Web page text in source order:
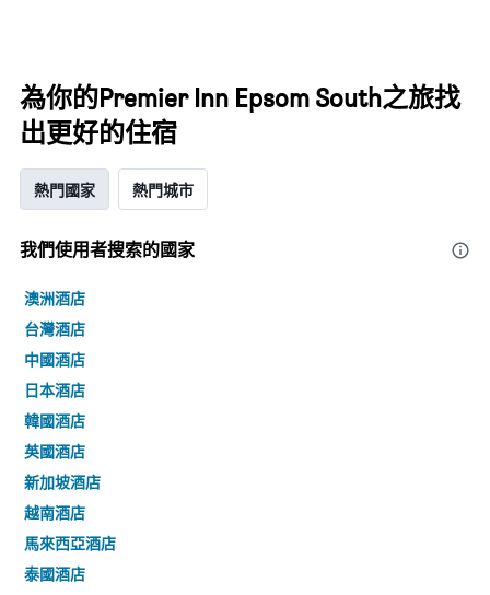
為你的Premier Inn Epsom South之旅找
出更好的住宿
熱門國家 熱門城市
我們使用者搜索的國家
澳洲酒店
台灣酒店
中國酒店
日本酒店
韓國酒店
英國酒店
新加坡酒店
越南酒店
馬來西亞酒店
泰國酒店